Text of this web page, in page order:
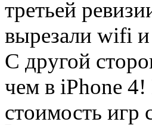
третьей
вырезали wifi
С другой
чем в iPhone
стоимость игр